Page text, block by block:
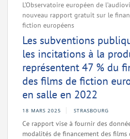
L’Observatoire européen de
nouveau rapport gratuit sur le
fiction européens
Les subventions
les incitations à la
représentent 47 % du
des films de fiction
en salle en 2022
18 MARS 2025 STRASBOURG
Ce rapport vise à fournir des
modalités de financement des